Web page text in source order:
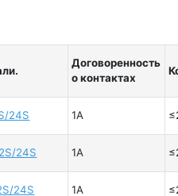
Договоренность
о контактах
24S 1A
24S 1A
24S 1A